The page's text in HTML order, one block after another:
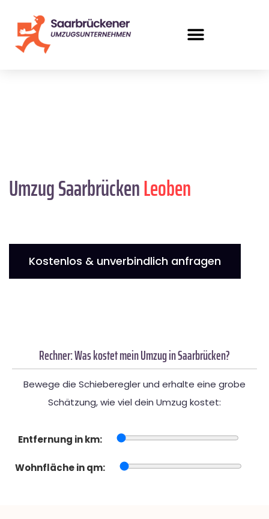
Umzug SaarbrückenLeoben
Kostenlos & unverbindlich anfragen
Rechner: Was kostet mein Umzug in Saarbrücken?
Bewege die Schieberegler und erhalte eine grobe
Schätzung, wie viel dein Umzug kostet:
Entfernung in km:
Wohnfläche in qm: